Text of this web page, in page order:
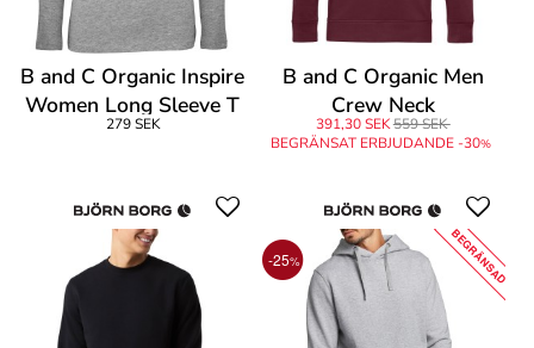
B and C Organic Inspire
Women Long Sleeve T
279 SEK
B and C Organic Men
Crew Neck
391,30 SEK559 SEK
BEGRÄNSAT ERBJUDANDE -30%
-25% BEGRÄNSAD